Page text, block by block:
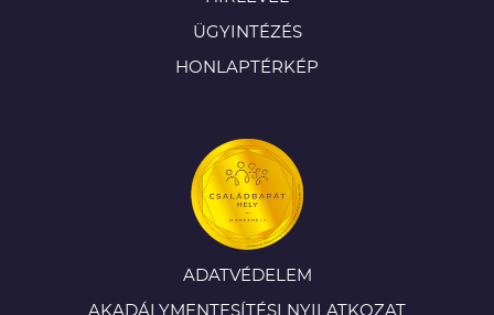
ÜGYINTÉZÉS
HONLAPTÉRKÉP
ADATVÉDELEM
AKADÁLYMENTESÍTÉSI NYILATKOZAT